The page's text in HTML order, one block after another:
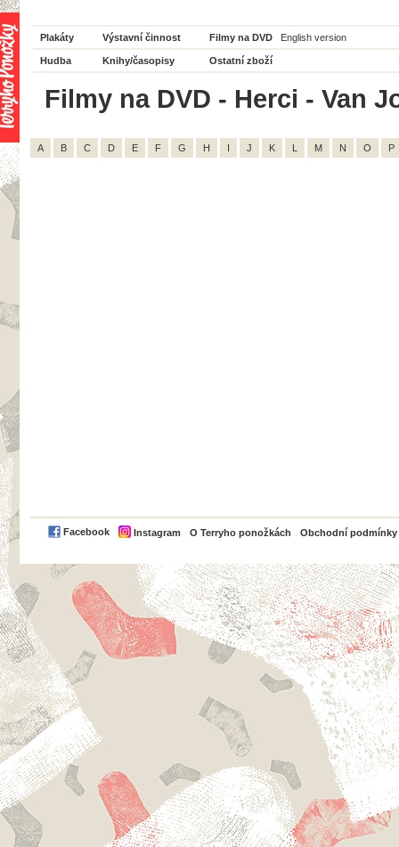
Plakáty Výstavní činnost Filmy na DVD English version
Hudba Knihy/časopisy Ostatní zboží
Filmy na DVD - Herci - Van
A B C D E F G H I J K L M N O P
Facebook Instagram O Terryho ponožkách Obchodní podmínky
PayPal